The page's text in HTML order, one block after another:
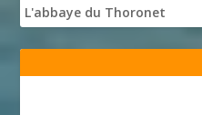
L'abbaye du Thoronet